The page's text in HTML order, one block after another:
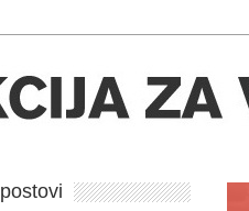
postovi